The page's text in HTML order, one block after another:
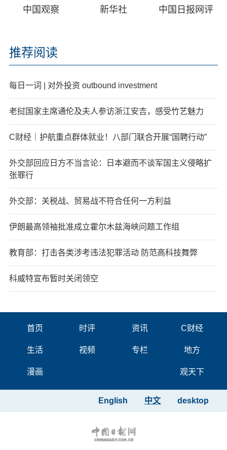
中国观察 新华社 中国日报网评
推荐阅读
每日一词 | 对外投资 outbound investment
老挝国家主席通伦及夫人参访浙江安吉，感受竹艺魅力
C财经｜护航重点群体就业！八部门联合开展“国聘行动”
外交部回应日方不当言论：日本避而不谈军国主义侵略扩
张罪行
外交部：关税战、贸易战不符合任何一方利益
伊朗最高领袖批准成立霍尔木兹海峡问题工作组
教育部：打击各类涉考违法犯罪活动 防范高科技舞弊
科威特宣布暂时关闭领空
首页 时评 资讯 C财经
生活 视频 专栏 地方
漫画 观天下
desktop
中文
English